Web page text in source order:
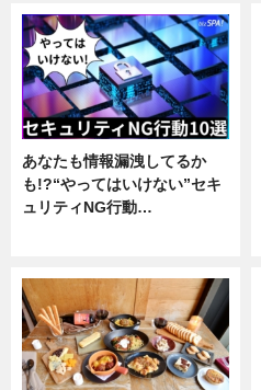
あなたも情報漏洩してるか
も!?“やってはいけない”セキ
ュリティNG行動…